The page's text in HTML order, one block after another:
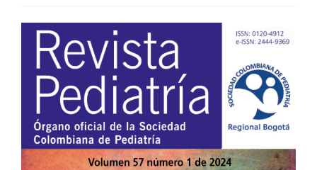
Barra
lateral
del
artículo